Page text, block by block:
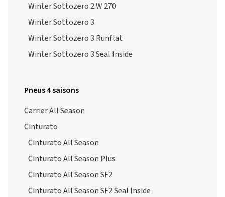
Winter Sottozero 2 W 270
Winter Sottozero 3
Winter Sottozero 3 Runflat
Winter Sottozero 3 Seal Inside
Pneus 4 saisons
Carrier All Season
Cinturato
Cinturato All Season
Cinturato All Season Plus
Cinturato All Season SF2
Cinturato All Season SF2 Seal Inside